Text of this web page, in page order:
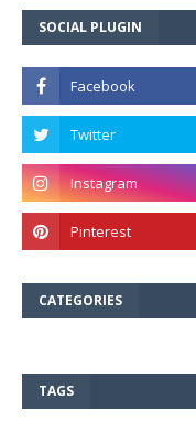
SOCIAL PLUGIN
CATEGORIES
TAGS